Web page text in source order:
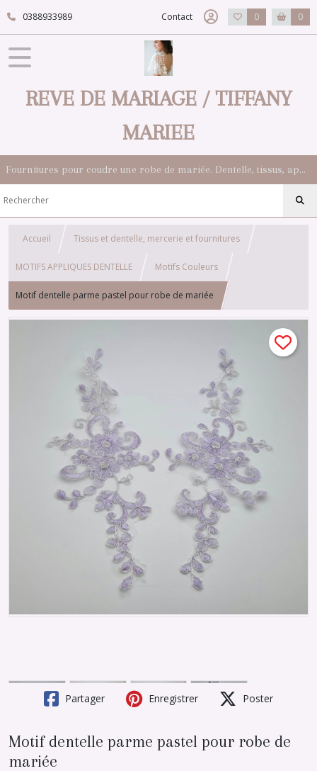
0388933989 Contact 0 0
REVE DE MARIAGE / TIFFANY
MARIEE
Fournitures pour coudre une robe de mariée. Dentelle, tissus, appliqués, galons, boutons. Robes et accessoires pour la mariée.
Accueil Tissus et dentelle, mercerie et fournitures
MOTIFS APPLIQUES DENTELLE Motifs Couleurs
Motif dentelle parme pastel pour robe de mariée
Partager Enregistrer Poster
Motif dentelle parme pastel pour robe de
mariée